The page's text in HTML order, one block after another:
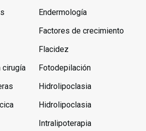
cirugía
Endermología
Factores de crecimiento
Flacidez
Fotodepilación
Hidrolipoclasia
Hidrolipoclasia
Intralipoterapia